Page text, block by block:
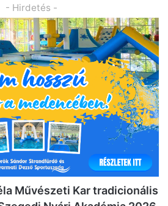
- Hirdetés -
Művészeti Kar tradicionális